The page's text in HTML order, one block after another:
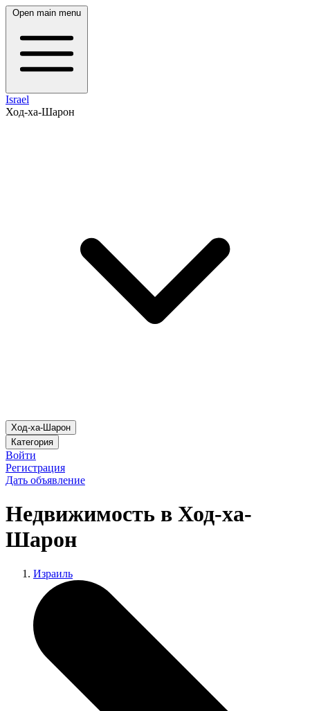
Open main menu
Israel
Ход-ха-Шарон
Ход-ха-Шарон
Категория
Войти
Регистрация
Дать объявление
Недвижимость в Ход-ха-
Шарон
Израиль